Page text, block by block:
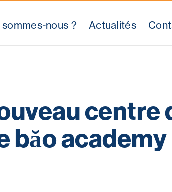
sommes-nous ? Actualités
centre
băo academy